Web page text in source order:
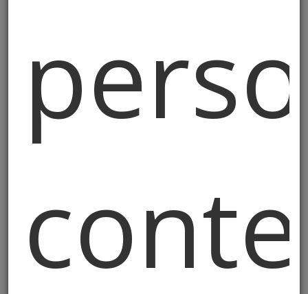
Riqualificazione
Casa fredda d'inverno e bollette
alte? Scopri come la
riqualificazione energetica può
trasformare il tuo comfort e
ridurre i costi.